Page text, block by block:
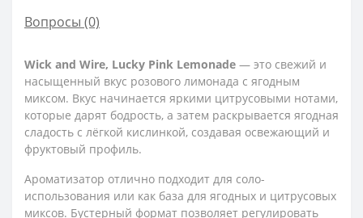
Вопросы (0)
Wick and Wire, Lucky Pink Lemonade — это свежий и
насыщенный вкус розового лимонада с ягодным
миксом. Вкус начинается яркими цитрусовыми нотами,
которые дарят бодрость, а затем раскрывается ягодная
сладость с лёгкой кислинкой, создавая освежающий и
фруктовый профиль.
Ароматизатор отлично подходит для соло-
использования или как база для ягодных и цитрусовых
миксов. Бустерный формат позволяет регулировать